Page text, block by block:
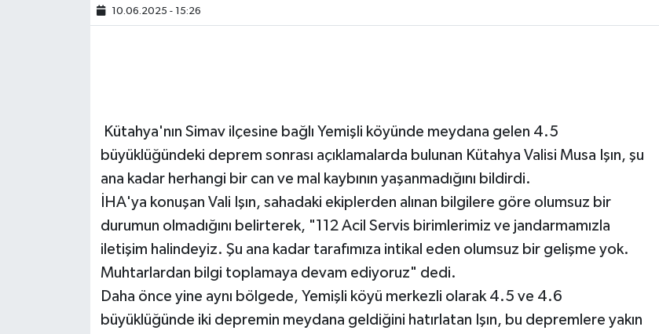
10.06.2025 - 15:26
Kütahya'nın Simav ilçesine bağlı Yemişli köyünde meydana gelen 4.5
büyüklüğündeki deprem sonrası açıklamalarda bulunan Kütahya Valisi Musa Işın, şu
ana kadar herhangi bir can ve mal kaybının yaşanmadığını bildirdi.
İHA'ya konuşan Vali Işın, sahadaki ekiplerden alınan bilgilere göre olumsuz bir
durumun olmadığını belirterek, "112 Acil Servis birimlerimiz ve jandarmamızla
iletişim halindeyiz. Şu ana kadar tarafımıza intikal eden olumsuz bir gelişme yok.
Muhtarlardan bilgi toplamaya devam ediyoruz" dedi.
Daha önce yine aynı bölgede, Yemişli köyü merkezli olarak 4.5 ve 4.6
büyüklüğünde iki depremin meydana geldiğini hatırlatan Işın, bu depremlere yakın